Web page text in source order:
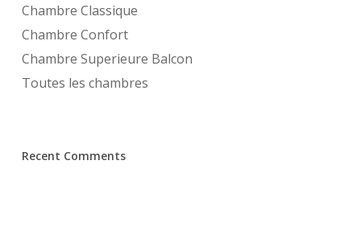
Chambre Classique
Chambre Confort
Chambre Superieure Balcon
Toutes les chambres
Recent Comments